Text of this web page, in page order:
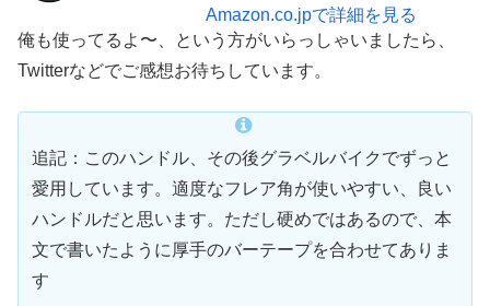
Amazon.co.jpで詳細を見る
俺も使ってるよ〜、という方がいらっしゃいましたら、
Twitterなどでご感想お待ちしています。
追記：このハンドル、その後グラベルバイクでずっと
愛用しています。適度なフレア角が使いやすい、良い
ハンドルだと思います。ただし硬めではあるので、本
文で書いたように厚手のバーテープを合わせてありま
す